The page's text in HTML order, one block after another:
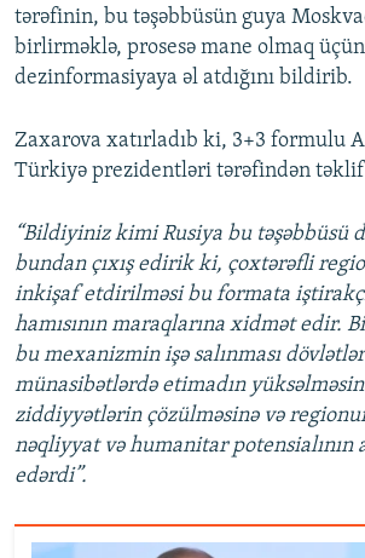
tərəfinin, bu təşəbbüsün guya
birlirməklə, prosesə mane olmaq üçün
dezinformasiyaya əl atdığını bildirib.
Zaxarova xatırladıb ki, 3+3 formulu
Türkiyə prezidentləri tərəfindən
“Bildiyiniz kimi Rusiya bu təşəbbüsü
bundan çıxış edirik ki, çoxtərəfli
inkişaf etdirilməsi bu formata
hamısının maraqlarına xidmət edir.
bu mexanizmin işə salınması
münasibətlərdə etimadın
ziddiyyətlərin çözülməsinə və
nəqliyyat və humanitar potensialının
edərdi”.